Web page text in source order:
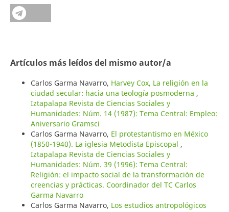
Artículos más leídos del mismo autor/a
Carlos Garma Navarro, Harvey Cox, La religión en la
ciudad secular: hacia una teología posmoderna ,
Iztapalapa Revista de Ciencias Sociales y
Humanidades: Núm. 14 (1987): Tema Central: Empleo:
Aniversario Gramsci
Carlos Garma Navarro, El protestantismo en México
(1850-1940). La iglesia Metodista Episcopal ,
Iztapalapa Revista de Ciencias Sociales y
Humanidades: Núm. 39 (1996): Tema Central:
Religión: el impacto social de la transformación de
creencias y prácticas. Coordinador del TC Carlos
Garma Navarro
Carlos Garma Navarro, Los estudios antropológicos